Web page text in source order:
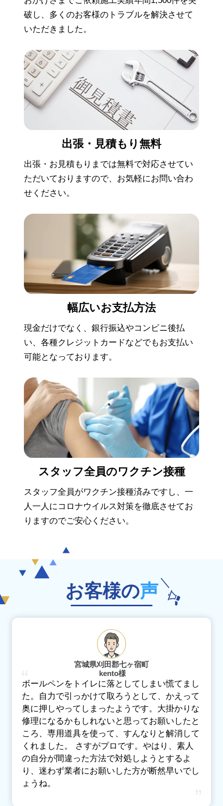
破し、多くのお客様のトラブルを解決させて
いただきました。
出張・見積もり 無料
出張・お見積もりまでは無料で対応させてい
ただいておりますので、お気軽にお問い合わ
せください。
幅広いお支払方法
現金だけでなく、銀行振込やコンビニ後払
い、各種クレジットカードなどでもお支払い
可能となっております。
スタッフ全員のワクチン接種
スタッフ全員がワクチン接種済みですし、一
人一人にコロナウイルス対策を徹底させてお
りますのでご安心ください。
お客様の声
宮城県刈田郡七ヶ宿町
kento様
ボールペンをトイレに落としてしまい慌てまし
た。自力で引っかけて取ろうとして、かえって
奥に押しやってしまったようです。大掛かりな
修理になるかもしれないと思ってお願いしたと
ころ、専用道具を使って、すんなりと解消して
くれました。 さすがプロです。やはり、素人
の自分が間違った方法で対処しようとするよ
り、迷わず業者にお願いした方が断然早いでし
ょうね。